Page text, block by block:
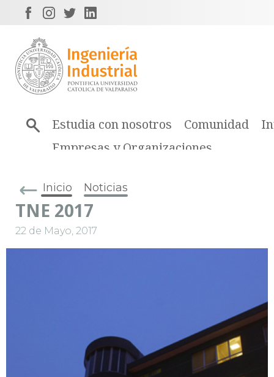
Estudia con nosotros Comunidad
Empresas y Organizaciones
Inicio Noticias
TNE 2017
22 de Mayo, 2017